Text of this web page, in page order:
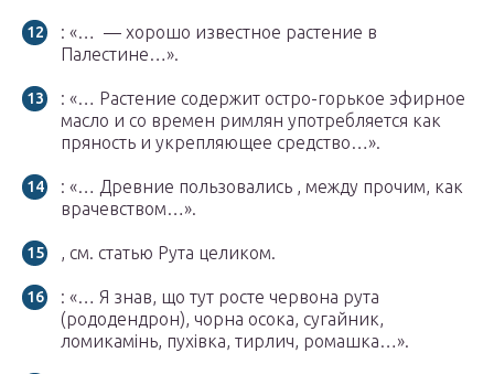
: «… — хорошо известное растение в
Палестине…».
: «… Растение содержит остро-горькое эфирное
масло и со времен римлян употребляется как
пряность и укрепляющее средство…».
: «… Древние пользовались , между прочим, как
врачевством…».
, см. статью Рута целиком.
: «… Я знав, що тут росте червона рута
(рододендрон), чорна осока, сугайник,
ломикамінь, пухівка, тирлич, ромашка…».